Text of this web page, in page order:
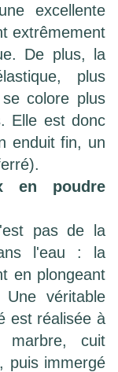
excellente
extrêmement
De plus, la
plus
colore plus
Elle est donc
enduit fin, un
en poudre
pas de la
l'eau : la
en plongeant
véritable
est réalisée à
cuit
puis immergé